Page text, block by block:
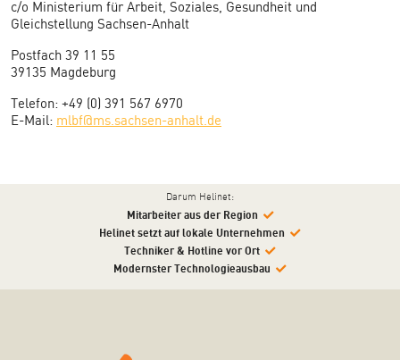
c/o Ministerium für Arbeit, Soziales, Gesundheit und
Gleichstellung Sachsen-Anhalt
Postfach 39 11 55
39135 Magdeburg
Telefon: +49 (0) 391 567 6970
E-Mail: mlbf@ms.sachsen-anhalt.de
Darum Helinet:
Mitarbeiter aus der Region
Helinet setzt auf lokale Unternehmen
Techniker & Hotline vor Ort
Modernster Technologieausbau